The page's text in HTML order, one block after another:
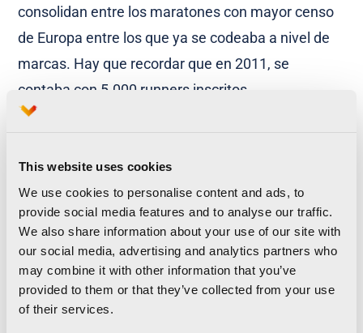
This website uses cookies
We use cookies to personalise content and ads, to
provide social media features and to analyse our traffic.
We also share information about your use of our site with
our social media, advertising and analytics partners who
may combine it with other information that you’ve
provided to them or that they’ve collected from your use
of their services.
consolidan entre los maratones con mayor censo
de Europa entre los que ya se codeaba a nivel de
marcas. Hay que recordar que en 2011, se
contaba con 5.000 runners inscritos.
España. También se han consolidado las cifras de
mujeres inscritas, con un 13% del total. Un
crecimiento sostenido en ambos apartados
estadísticos que contribuye a agrandar un evento
que no tiene techo.